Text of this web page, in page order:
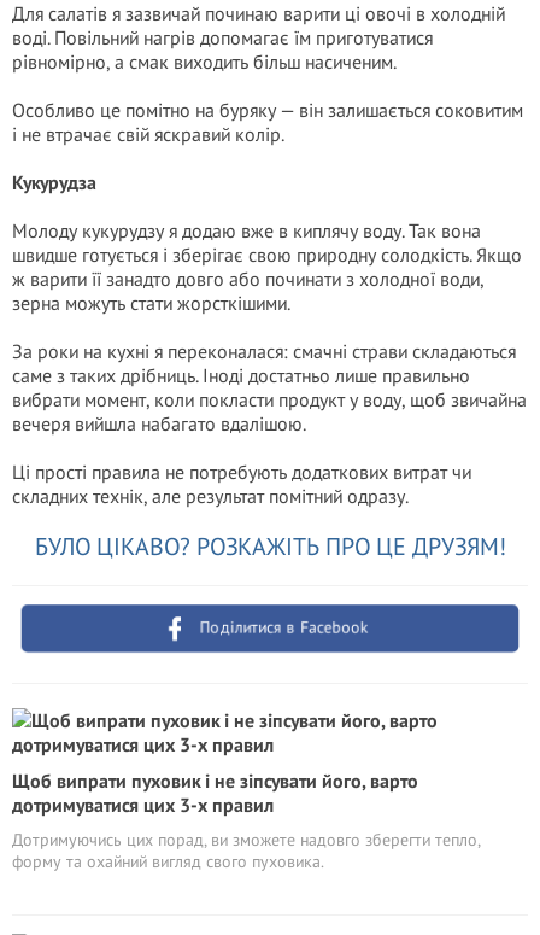
Для салатів я зазвичай починаю варити ці овочі в холодній
воді. Повільний нагрів допомагає їм приготуватися
рівномірно, а смак виходить більш насиченим.
Особливо це помітно на буряку — він залишається соковитим
і не втрачає свій яскравий колір.
Кукурудза
Молоду кукурудзу я додаю вже в киплячу воду. Так вона
швидше готується і зберігає свою природну солодкість. Якщо
ж варити її занадто довго або починати з холодної води,
зерна можуть стати жорсткішими.
За роки на кухні я переконалася: смачні страви складаються
саме з таких дрібниць. Іноді достатньо лише правильно
вибрати момент, коли покласти продукт у воду, щоб звичайна
вечеря вийшла набагато вдалішою.
Ці прості правила не потребують додаткових витрат чи
складних технік, але результат помітний одразу.
БУЛО ЦІКАВО? РОЗКАЖІТЬ ПРО ЦЕ ДРУЗЯМ!
Поділитися в Facebook
Щоб випрати пуховик і не зіпсувати його, варто
дотримуватися цих 3-х правил
Дотримуючись цих порад, ви зможете надовго зберегти тепло,
форму та охайний вигляд свого пуховика.